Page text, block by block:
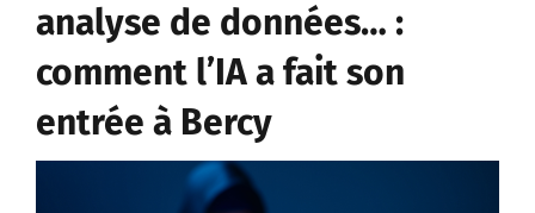
analyse de données… :
comment l’IA a fait son
entrée à Bercy